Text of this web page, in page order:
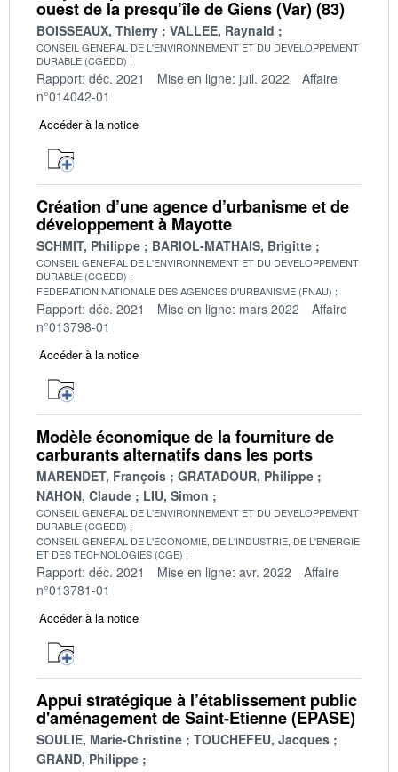
ouest de la presqu’île de Giens (Var) (83)
BOISSEAUX, Thierry VALLEE, Raynald
CONSEIL GENERAL DE L'ENVIRONNEMENT ET DU DEVELOPPEMENT
DURABLE (CGEDD)
Rapport: déc. 2021 Mise en ligne: juil. 2022
Affaire
n°014042-01
Accéder à la notice
Création d’une agence d’urbanisme et de
développement à Mayotte
SCHMIT, Philippe BARIOL-MATHAIS, Brigitte
CONSEIL GENERAL DE L'ENVIRONNEMENT ET DU DEVELOPPEMENT
DURABLE (CGEDD)
FEDERATION NATIONALE DES AGENCES D'URBANISME (FNAU)
Rapport: déc. 2021 Mise en ligne: mars 2022
Affaire
n°013798-01
Accéder à la notice
Modèle économique de la fourniture de
carburants alternatifs dans les ports
MARENDET, François
GRATADOUR, Philippe
NAHON, Claude
LIU, Simon
CONSEIL GENERAL DE L'ENVIRONNEMENT ET DU DEVELOPPEMENT
DURABLE (CGEDD)
CONSEIL GENERAL DE L'ECONOMIE, DE L'INDUSTRIE, DE L'ENERGIE
ET DES TECHNOLOGIES (CGE)
Rapport: déc. 2021 Mise en ligne: avr. 2022
Affaire
n°013781-01
Accéder à la notice
Appui stratégique à l’établissement public
d'aménagement de Saint-Etienne (EPASE)
SOULIE, Marie-Christine
TOUCHEFEU, Jacques
GRAND, Philippe